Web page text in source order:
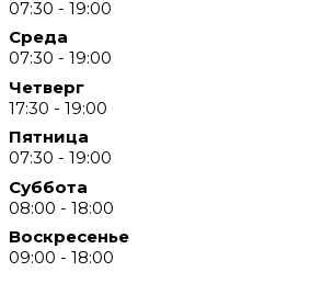
07:30 - 19:00
Среда
07:30 - 19:00
Четверг
17:30 - 19:00
Пятница
07:30 - 19:00
Суббота
08:00 - 18:00
Воскресенье
09:00 - 18:00